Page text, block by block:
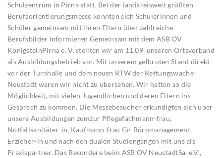
Schulzentrum in Pirna statt. Bei der landkreisweit größten
Berufsorientierungsmesse konnten sich Schülerinnen und
Schüler gemeinsam mit ihren Eltern über zahlreiche
Berufsbilder informieren.Gemeinsam mit dem ASB OV
KönigsteinPirna e. V. stellten wir am 11.09. unseren Ortsverband
als Ausbildungsbetrieb vor. Mit unserem gelbroten Stand direkt
vor der Turnhalle und dem neuen RTW der Rettungswache
Neustadt waren wir nicht zu übersehen. Wir hatten so die
Möglichkeit, mit vielen Jugendlichen und deren Eltern ins
Gespräch zu kommen. Die Messebesucher erkundigten sich über
unsere Ausbildungen zumzur Pflegefachmann-frau,
Notfallsanitäter-in, Kaufmann-frau für Büromanagement,
Erzieher-in und nach den dualen Studiengängen mit uns als
Praxispartner. Das Besondere beim ASB OV NeustadtSa. e.V.,